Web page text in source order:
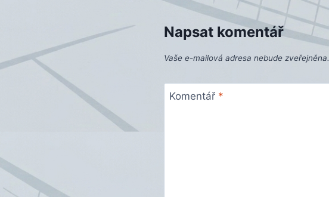
příspěvek
Napsat komentář
Vaše e-mailová adresa nebude zveřejněna.
Komentář *